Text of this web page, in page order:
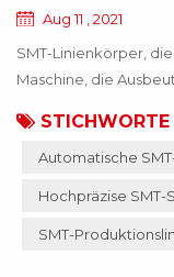
Aug 11 , 2021
SMT-Linienkörper,
Maschine, die
Material dazu führt,
wird das gesamte
die Aktualisierung
STICHWORTE
Automatische
Hochpräzise
SMT-